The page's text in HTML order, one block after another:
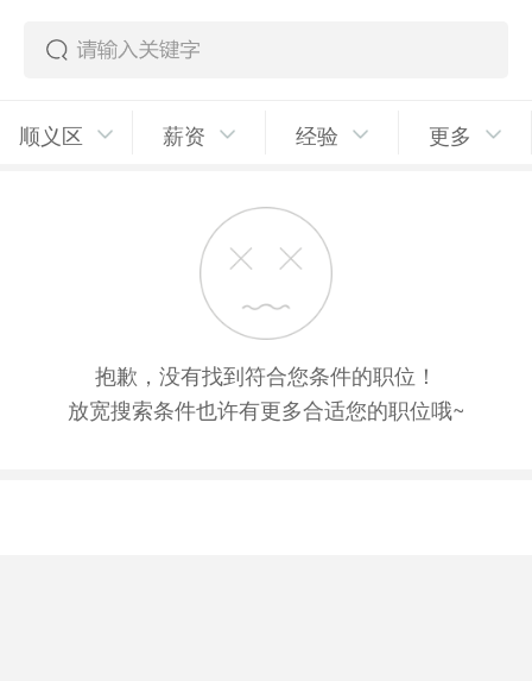
顺义区 薪资 经验 更多
抱歉，没有找到符合您条件的职位！
放宽搜索条件也许有更多合适您的职位哦~